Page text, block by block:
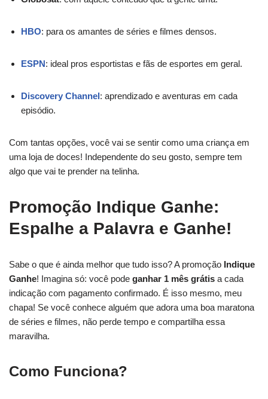
HBO: para os amantes de séries e filmes densos.
ESPN: ideal pros esportistas e fãs de esportes em geral.
Discovery Channel: aprendizado e aventuras em cada
episódio.
Com tantas opções, você vai se sentir como uma criança em
uma loja de doces! Independente do seu gosto, sempre tem
algo que vai te prender na telinha.
Promoção Indique Ganhe:
Espalhe a Palavra e Ganhe!
Sabe o que é ainda melhor que tudo isso? A promoção Indique
Ganhe! Imagina só: você pode ganhar 1 mês grátis a cada
indicação com pagamento confirmado. É isso mesmo, meu
chapa! Se você conhece alguém que adora uma boa maratona
de séries e filmes, não perde tempo e compartilha essa
maravilha.
Como Funciona?